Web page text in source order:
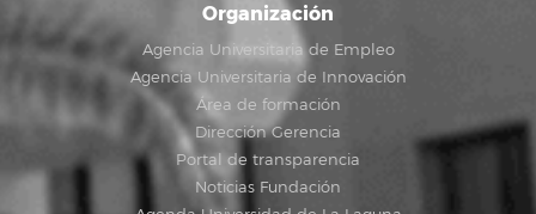
Organización
Agencia Universitaria de Empleo
Agencia Universitaria de Innovación
Área de formación
Dirección Gerencia
Portal de transparencia
Noticias Fundación